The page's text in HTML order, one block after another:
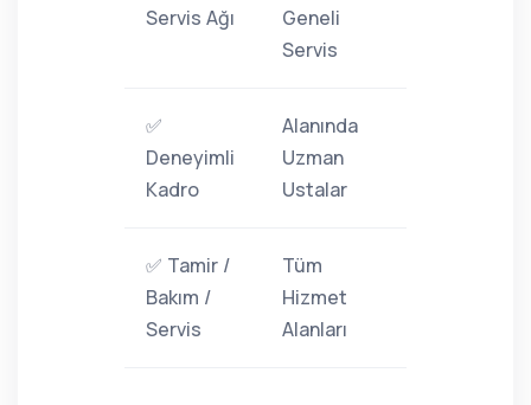
Servis Ağı
Geneli
Servis
✅
Deneyimli
Kadro
Alanında
Uzman
Ustalar
✅ Tamir /
Bakım /
Servis
Tüm
Hizmet
Alanları